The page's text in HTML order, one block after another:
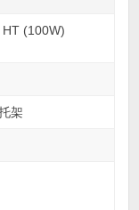
(100W)
架